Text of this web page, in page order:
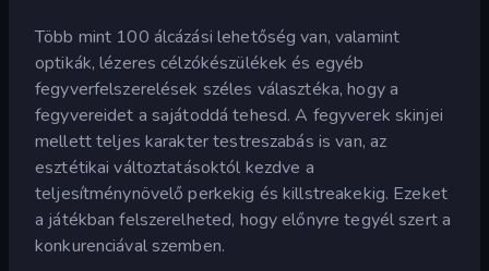
Több mint 100 álcázási lehetőség van, valamint
optikák, lézeres célzókészülékek és egyéb
fegyverfelszerelések széles választéka, hogy a
fegyvereidet a sajátoddá tehesd. A fegyverek skinjei
mellett teljes karakter testreszabás is van, az
esztétikai változtatásoktól kezdve a
teljesítménynövelő perkekig és killstreakekig. Ezeket
a játékban felszerelheted, hogy előnyre tegyél szert a
konkurenciával szemben.